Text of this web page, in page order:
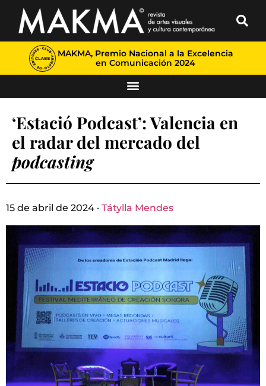
MAKMA, Premio Nacional a la Excelencia
en Comunicación 2024
‘Estació Podcast’: Valencia en
el radar del mercado del
podcasting
15 de abril de 2024 · Tátylla Mendes